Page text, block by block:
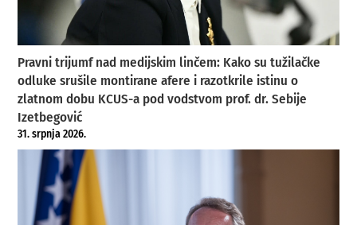
Pravni trijumf nad medijskim linčem: Kako su tužilačke
odluke srušile montirane afere i razotkrile istinu o
zlatnom dobu KCUS-a pod vodstvom prof. dr. Sebije
Izetbegović
31. srpnja 2026.